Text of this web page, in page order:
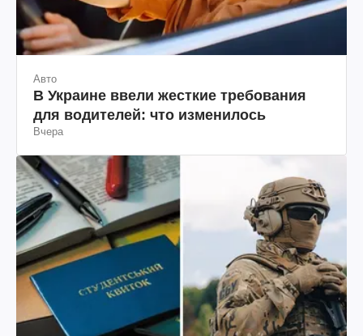
Авто
В Украине ввели жесткие требования
для водителей: что изменилось
Вчера